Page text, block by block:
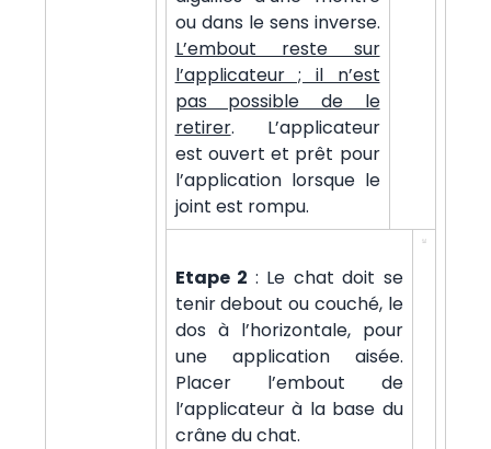
ou dans le sens inverse.
L’embout reste sur
l’applicateur ; il n’est
pas possible de le
retirer. L’applicateur
est ouvert et prêt pour
l’application lorsque le
joint est rompu.
Etape 2 : Le chat doit se
tenir debout ou couché, le
dos à l’horizontale, pour
une application aisée.
Placer l’embout de
l’applicateur à la base du
crâne du chat.